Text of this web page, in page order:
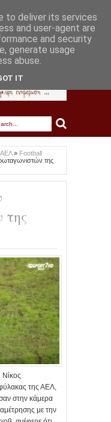
» Football
της
Νίκος
της ΑΕΛ,
στην κάμερα
με την
to deliver its services
and user-agent are
and security
generate usage
abuse.
IT